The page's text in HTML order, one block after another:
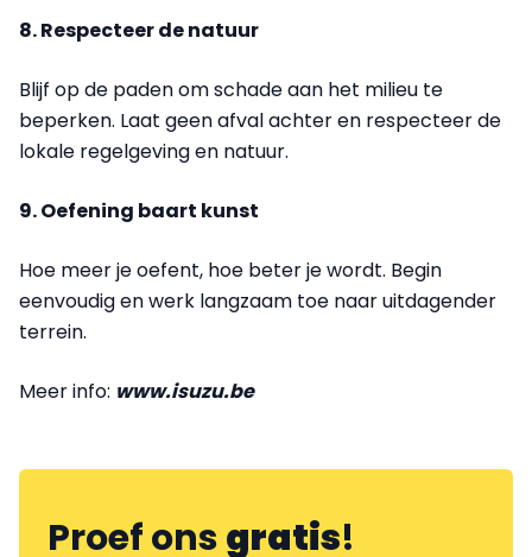
8. Respecteer de natuur
Blijf op de paden om schade aan het milieu te
beperken. Laat geen afval achter en respecteer de
lokale regelgeving en natuur.
9. Oefening baart kunst
Hoe meer je oefent, hoe beter je wordt. Begin
eenvoudig en werk langzaam toe naar uitdagender
terrein.
Meer info: www.isuzu.be
Proef onsgratis!